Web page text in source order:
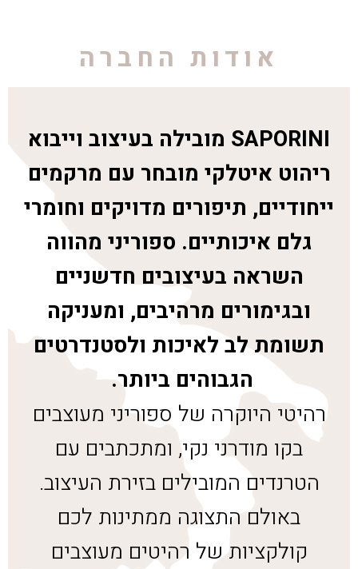
אודות החברה
SAPORINI מובילה בעיצוב וייבוא
ריהוט איטלקי מובחר עם מרקמים
ייחודיים, תיפורים מדויקים וחומרי
גלם איכותיים. ספוריני מהווה
השראה בעיצובים חדשניים
ובגימורים מרהיבים, ומעניקה
תשומת לב לאיכות ולסטנדרטים
הגבוהים ביותר.
רהיטי היוקרה של ספוריני מעוצבים
בקו מודרני נקי, ומתכתבים עם
הטרנדים המובילים בזירת העיצוב.
באולם התצוגה ממתינות לכם
קולקציות של רהיטים מעוצבים